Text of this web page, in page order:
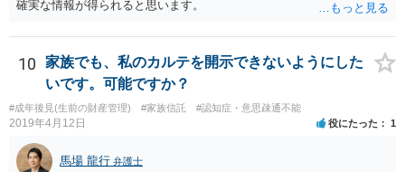
確実な情報が得られると思います。
10
家族でも、私のカルテを開示できないようにした
いです。可能ですか？
#成年後見(生前の財産管理) #家族信託 #認知症・意思疎通不能
2019年4月12日 役にたった 1
馬場 龍行 弁護士